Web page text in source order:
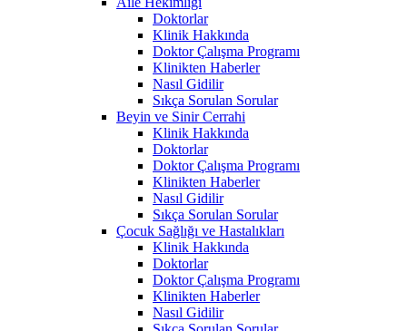
Doktorlar
Klinik Hakkında
Doktor Çalışma Programı
Klinikten Haberler
Nasıl Gidilir
Sıkça Sorulan Sorular
Beyin ve Sinir Cerrahi
Klinik Hakkında
Doktorlar
Doktor Çalışma Programı
Klinikten Haberler
Nasıl Gidilir
Sıkça Sorulan Sorular
Çocuk Sağlığı ve Hastalıkları
Klinik Hakkında
Doktorlar
Doktor Çalışma Programı
Klinikten Haberler
Nasıl Gidilir